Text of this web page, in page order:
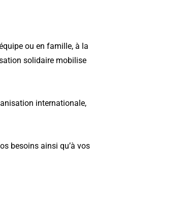
ou en famille, à la
solidaire mobilise
internationale,
besoins ainsi qu’à vos